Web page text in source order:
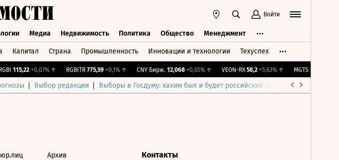
Войти
Медиа Недвижимость Политика Общество Менеджмент
Капитал Страна Промышленность Инновации и технологии Техуспех
115,22 +0,07%↑ RGBITR 775,59 +0,1%↑ CNY Бирж. 12,068 +0,65%↑ VEON-RX 58,2 +5,63%↑ MGTS 1 326
Выбор редакции Выборы в Госдуму: каким был и будет российский парламент
Архив Контакты